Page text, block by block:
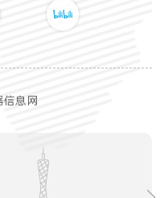
信息网